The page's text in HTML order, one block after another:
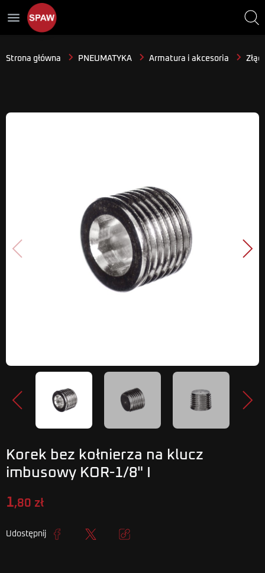
menu
Strona główna PNEUMATYKA Armatura i akcesoria
Poprzedni
Poprzedni
Korek bez kołnierza na klucz
imbusowy KOR-1/8" I
1,80 zł
Udostępnij